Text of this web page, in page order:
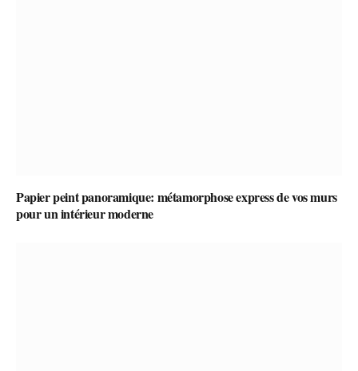
Papier peint panoramique: métamorphose express de vos murs
pour un intérieur moderne